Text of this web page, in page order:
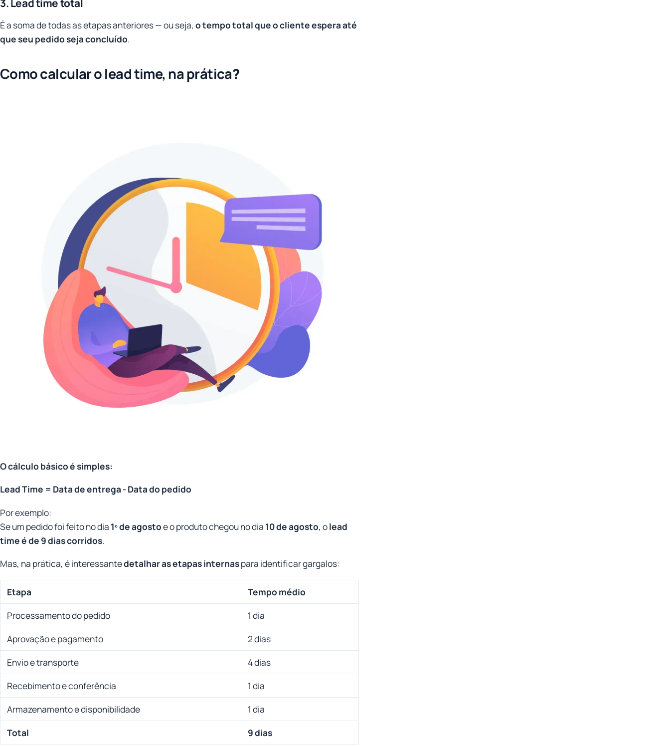
3. Lead time total
É a soma de todas as etapas anteriores — ou seja, o tempo total que o cliente espera até
que seu pedido seja concluído.
Como calcular o lead time, na prática?
O cálculo básico é simples:
Lead Time = Data de entrega - Data do pedido
Por exemplo:
Se um pedido foi feito no dia 1º de agostoe o produto chegou no dia 10 de agosto, olead
time é de 9 dias corridos.
Mas, na prática, é interessantedetalhar as etapas internaspara identificar gargalos:
Etapa
Tempo médio
Processamento do pedido
1 dia
Aprovação e pagamento
2 dias
Envio e transporte
4 dias
Recebimento e conferência
1 dia
Armazenamento e disponibilidade
1 dia
Total
9 dias